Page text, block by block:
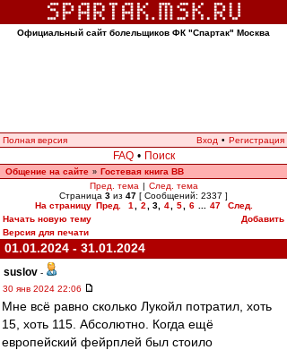
Официальный сайт болельщиков ФК "Спартак" Москва
Полная версия Вход • Регистрация
FAQ • Поиск
Общение на сайте » Гостевая книга ВВ
Пред. тема | След. тема
Страница 3 из 47 [ Сообщений: 2337 ]
На страницу Пред. 1 2 3, 4 5 6 47
След.
Начать новую тему
Добавить
Версия для печати
01.01.2024 - 31.01.2024
suslov -
30 янв 2024 22:06
Мне всё равно сколько Лукойл потратил, хоть
15, хоть 115. Абсолютно. Когда ещё
европейский фейрплей был стоило